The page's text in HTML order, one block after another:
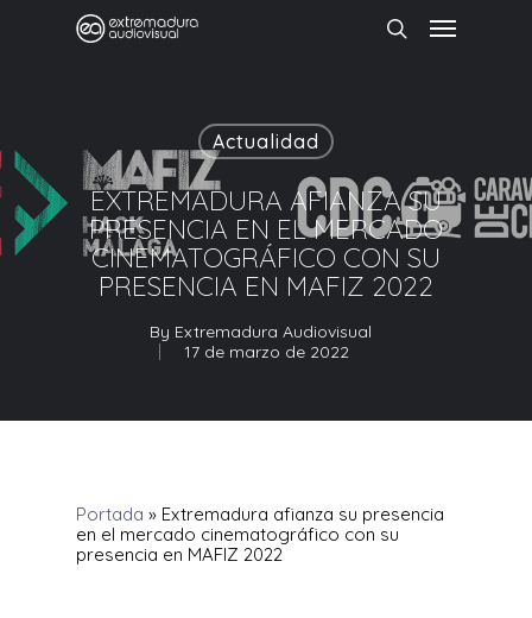
Actualidad
EXTREMADURA AFIANZA SU
PRESENCIA EN EL MERCADO
CINEMATOGRÁFICO CON SU
PRESENCIA EN MAFIZ 2022
By Extremadura Audiovisual
17 de marzo de 2022
Portada » Extremadura afianza su presencia
en el mercado cinematográfico con su
presencia en MAFIZ 2022